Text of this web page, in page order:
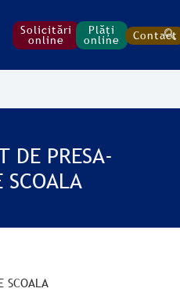
Solicitări
online
Plăți
online Contact
DE PRESA-
SCOALA
SCOALA